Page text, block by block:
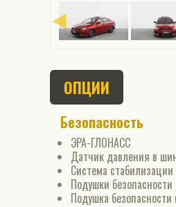
ОПЦИИ
Безопасность
ЭРА-ГЛОНАСС
Датчик давления в
Система стабилизации
Подушки
Подушка безопасности